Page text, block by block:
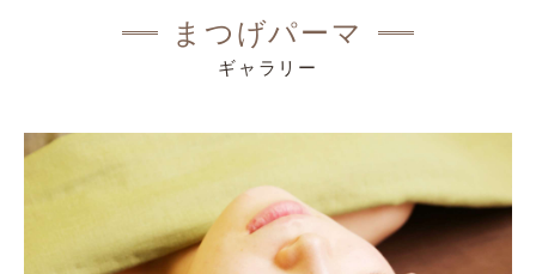
ギャラリー
まつげパーマ